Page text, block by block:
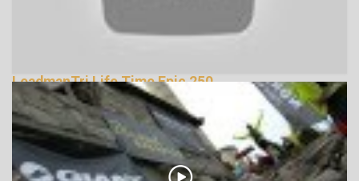
LeadmanTri Life Time Epic 250
133840 Nézetek